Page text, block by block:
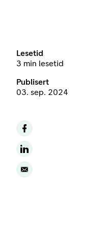
Lesetid
3 min lesetid
Publisert
03. sep. 2024